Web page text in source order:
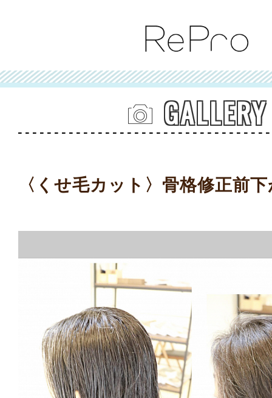
GALLERY
〈くせ毛カット〉骨格修正前